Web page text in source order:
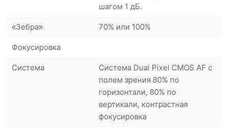
шагом 1 дБ.
«Зебра» 70% или 100%
Фокусировка
Система
Система Dual Pixel CMOS AF с
полем зрения 80% по
горизонтали, 80% по
вертикали, контрастная
фокусировка